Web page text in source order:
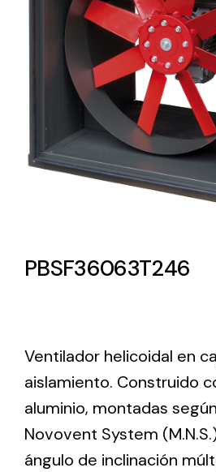
Lighting and
Equipment
Complete solutions in lighting
material for each project and
Amplia gama de ventiladores y
Ventilation
The incorporation of Novovent
meant a greater offer of
PBSF36063T246
Ventilador helicoidal en
aislamiento. Construido
aluminio, montadas
Novovent System
ángulo de inclinación